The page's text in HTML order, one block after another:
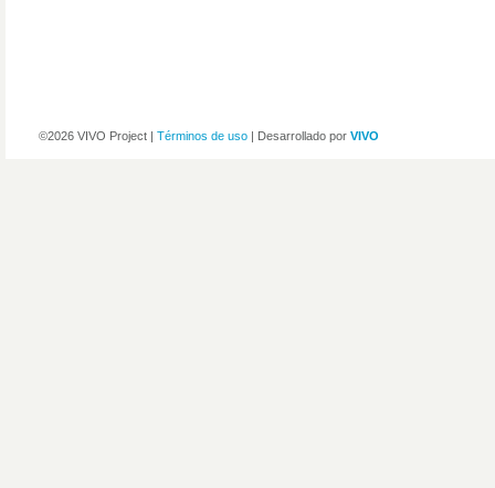
©2026 VIVO Project | Términos de uso | Desarrollado por VIVO